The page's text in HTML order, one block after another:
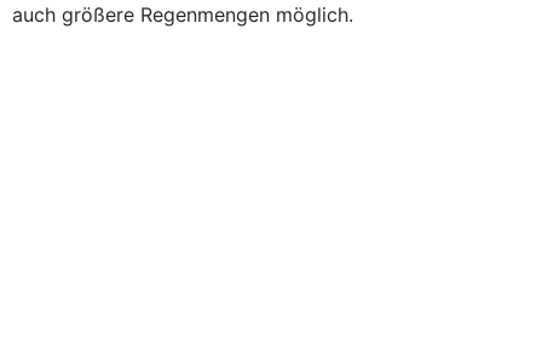
auch größere Regenmengen möglich.